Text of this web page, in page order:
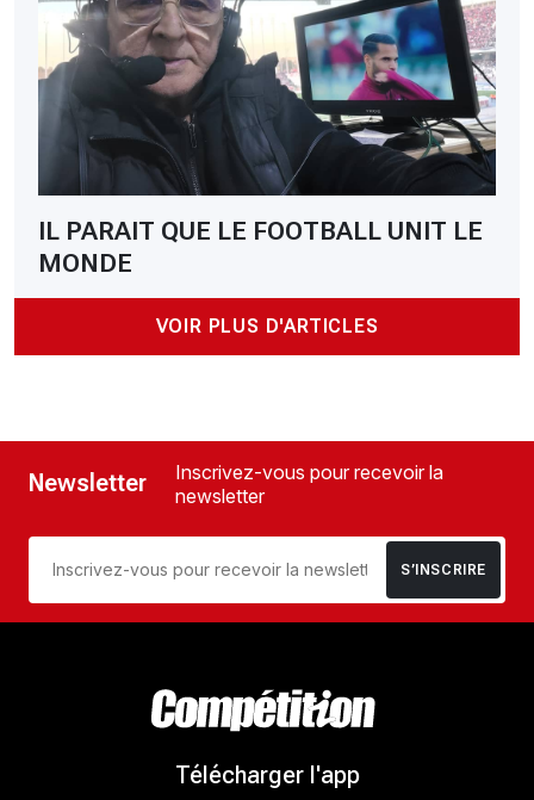
IL PARAIT QUE LE FOOTBALL UNIT LE
MONDE
VOIR PLUS D'ARTICLES
Newsletter
Inscrivez-vous pour recevoir la
newsletter
S’INSCRIRE
Télécharger l'app